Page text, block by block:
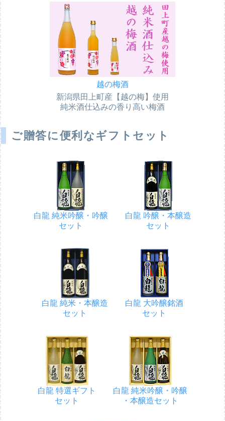
越の梅酒
新潟県田上町産【越の梅】使用
純米酒仕込みの香り高い梅酒
ご贈答に便利なギフトセット
白龍 純米吟醸・吟醸
セット
白龍 吟醸・本醸造
セット
白龍 純米・本醸造
セット
白龍 大吟醸銘酒
セット
白龍 特選ギフト
セット
白龍 純米吟醸・吟醸
・本醸造セット